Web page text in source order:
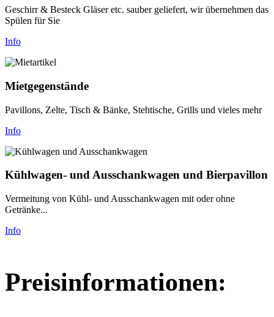
Geschirr & Besteck Gläser etc. sauber geliefert, wir übernehmen das
Spülen für Sie
Info
Mietgegenstände
Pavillons, Zelte, Tisch & Bänke, Stehtische, Grills und vieles mehr
Info
Kühlwagen- und Ausschankwagen und Bierpavillon
Vermeitung von Kühl- und Ausschankwagen mit oder ohne
Getränke...
Info
Preisinformationen: